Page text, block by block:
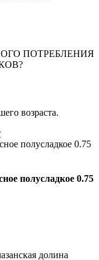
ПОТРЕБЛЕНИЯ
возраста.
полусладкое 0.75
долина